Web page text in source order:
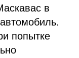
в
попытке